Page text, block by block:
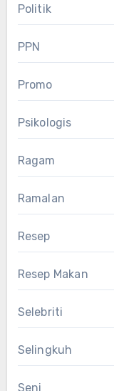
Politik
PPN
Promo
Psikologis
Ragam
Ramalan
Resep
Resep Makan
Selebriti
Selingkuh
Seni